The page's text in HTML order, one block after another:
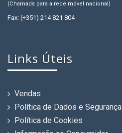
(Chamada para a rede móvel nacional)
Fax: (+351) 214 821 804
Links Úteis
Vendas
Política de Dados e Segurança
Política de Cookies